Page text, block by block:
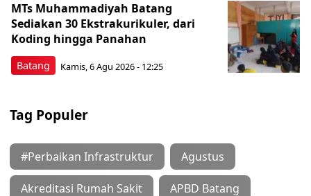
Batang
MTs Muhammadiyah Batang
Sediakan 30 Ekstrakurikuler, dari
Koding hingga Panahan
Kamis, 6 Agu 2026 - 12:25
Tag Populer
#Perbaikan Infrastruktur Agustus
Akreditasi Rumah Sakit APBD Batang